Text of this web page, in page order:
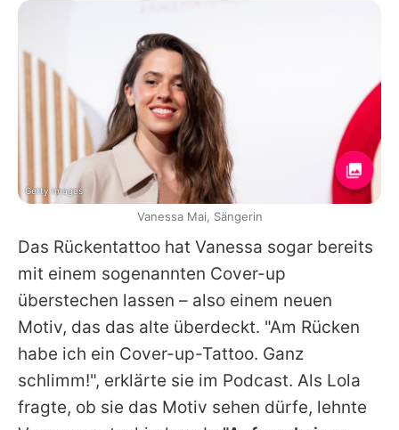
Das Rückentattoo hat Vanessa sogar bereits
mit einem sogenannten Cover-up
überstechen lassen – also einem neuen
Motiv, das das alte überdeckt. "Am Rücken
habe ich ein Cover-up-Tattoo. Ganz
schlimm!", erklärte sie im Podcast. Als Lola
fragte, ob sie das Motiv sehen dürfe, lehnte
Getty Images
Vanessa Mai, Sängerin